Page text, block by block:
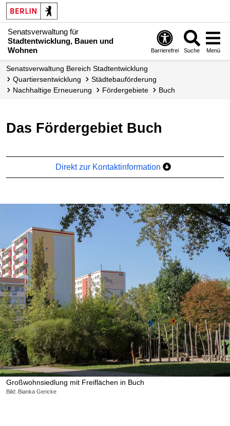
Senatsverwaltung für
Stadtentwicklung, Bauen und
Wohnen
Barrierefrei Suche Menü
Senats­verwaltung Bereich Stadtentwicklung
Quartiers­entwicklung
Städtebauförderung
Nachhaltige Erneuerung
Fördergebiete Buch
Das Fördergebiet Buch
Direkt zur Kontaktinformation
Großwohnsiedlung mit Freiflächen in Buch
Bild: Bianka Gericke